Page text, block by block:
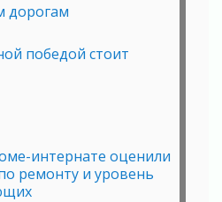
дорогам
победой стоит
интернате оценили
ремонту и уровень